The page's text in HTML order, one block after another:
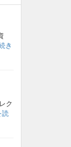
き
ク
読